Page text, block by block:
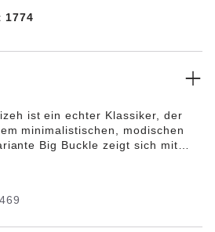
ist ein echter Klassiker, der
minimalistischen, modischen
Big Buckle zeigt sich mit
ist komplett mit weichem
Tragekomfort. Das Obermaterial